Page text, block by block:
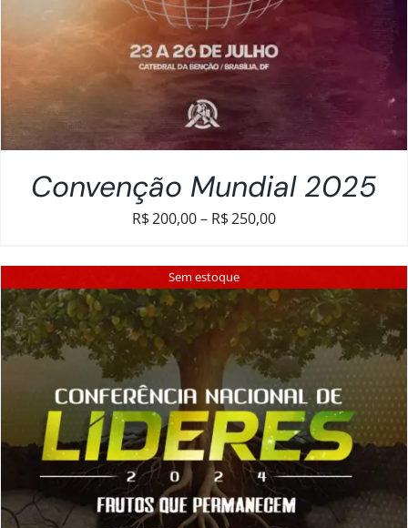
Convenção Mundial 2025
R$200,00– R$250,00Faixa
preço:
R$200,00
através
R$250,00
Sem estoque